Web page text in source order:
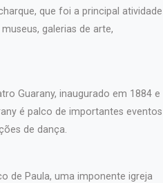
que foi a principal atividade
galerias de arte,
Guarany, inaugurado em 1884 e
é palco de importantes eventos
de dança.
de Paula, uma imponente igreja